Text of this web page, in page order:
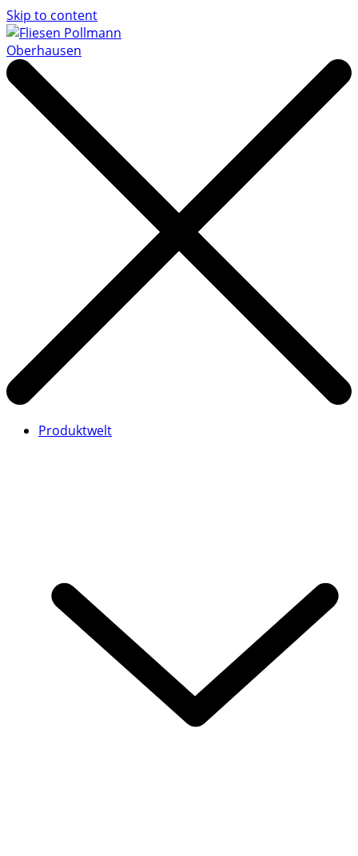
Skip to content
Fliesen Pollmann Oberhausen
Ihr Fachbetrieb für Fliesen, Wand- und Bodenbeläge.
Produktwelt